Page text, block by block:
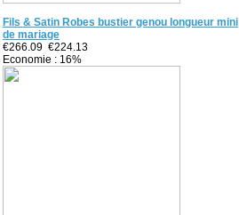
Fils & Satin Robes bustier genou longueur mini
de mariage
€266.09 €224.13
Economie : 16%